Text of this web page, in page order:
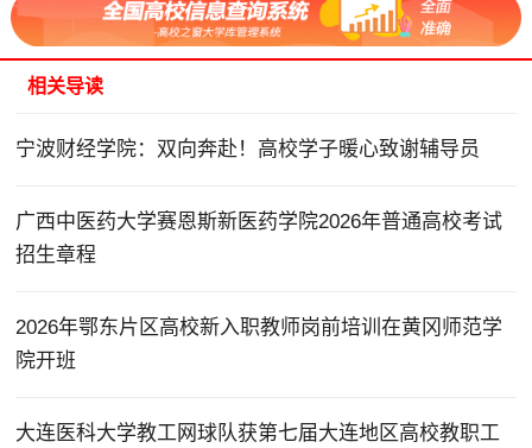
相关导读
宁波财经学院：双向奔赴！高校学子暖心致谢辅导员
广西中医药大学赛恩斯新医药学院2026年普通高校考试
招生章程
2026年鄂东片区高校新入职教师岗前培训在黄冈师范学
院开班
大连医科大学教工网球队获第七届大连地区高校教职工